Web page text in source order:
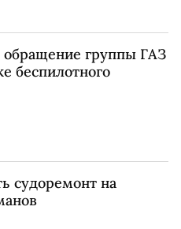
группы ГАЗ
беспилотного
судоремонт на